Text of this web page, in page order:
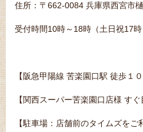
住所：〒662-0084 兵庫県西宮市
受付時間10時～18時（土日祝17時
【阪急甲陽線 苦楽園口駅 徒歩１０
【関西スーパー苦楽園口店様 すぐ
【駐車場：店舗前のタイムズをご